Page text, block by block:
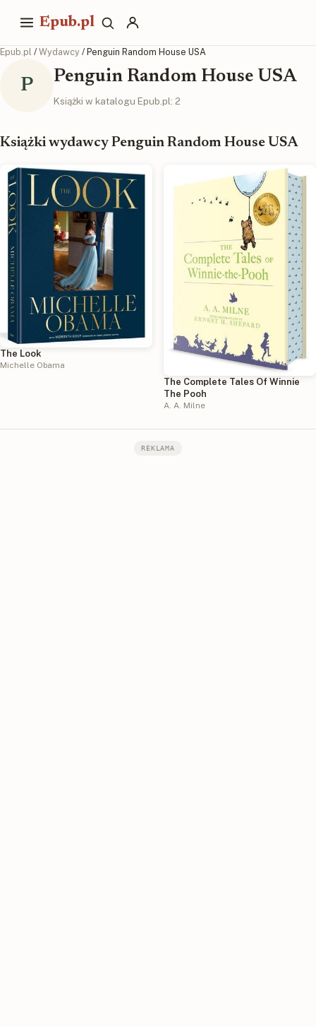
Epub.pl
Epub.pl / Wydawcy / Penguin Random House USA
P Penguin Random House USA
Książki w katalogu Epub.pl: 2
Książki wydawcy Penguin Random House USA
The Look
Michelle Obama
The Complete Tales Of Winnie
The Pooh
A. A. Milne
REKLAMA